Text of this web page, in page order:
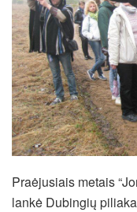
Praėjusiais metais
lankė Dubingių